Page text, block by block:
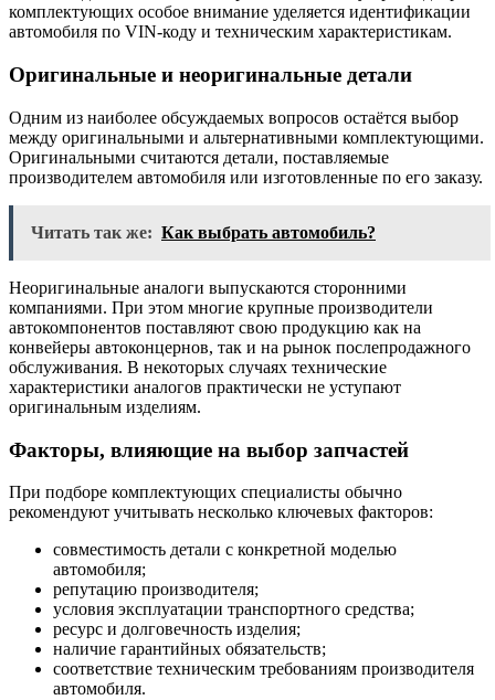
комплектующих особое внимание уделяется идентификации
автомобиля по VIN-коду и техническим характеристикам.
Оригинальные и неоригинальные детали
Одним из наиболее обсуждаемых вопросов остаётся выбор
между оригинальными и альтернативными комплектующими.
Оригинальными считаются детали, поставляемые
производителем автомобиля или изготовленные по его заказу.
Читать так же: Как выбрать автомобиль?
Неоригинальные аналоги выпускаются сторонними
компаниями. При этом многие крупные производители
автокомпонентов поставляют свою продукцию как на
конвейеры автоконцернов, так и на рынок послепродажного
обслуживания. В некоторых случаях технические
характеристики аналогов практически не уступают
оригинальным изделиям.
Факторы, влияющие на выбор запчастей
При подборе комплектующих специалисты обычно
рекомендуют учитывать несколько ключевых факторов:
совместимость детали с конкретной моделью
автомобиля;
репутацию производителя;
условия эксплуатации транспортного средства;
ресурс и долговечность изделия;
наличие гарантийных обязательств;
соответствие техническим требованиям производителя
автомобиля.